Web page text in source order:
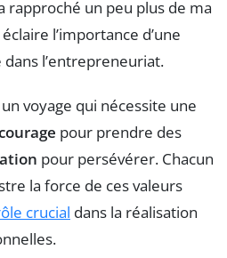
rapproché un peu plus de ma
l’importance d’une
l’entrepreneuriat.
voyage qui nécessite une
pour prendre des
pour persévérer. Chacun
la force de ces valeurs
crucial dans la réalisation